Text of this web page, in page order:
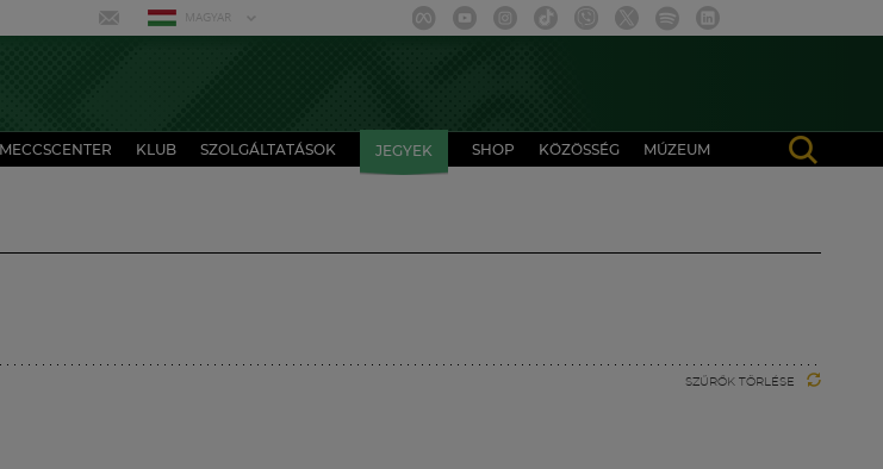
MAGYAR
MECCSCENTER KLUB SZOLGÁLTATÁSOK JEGYEK SHOP KÖZÖSSÉG MÚZEUM
SZŰRŐK TÖRLÉSE